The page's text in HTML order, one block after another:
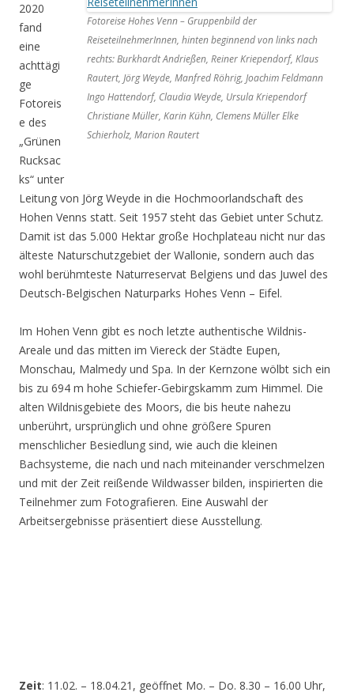
Fotoreise Hohes Venn – Gruppenbild der
ReiseteilnehmerInnen, hinten beginnend von links nach
rechts: Burkhardt Andrießen, Reiner Kriependorf, Klaus
Rautert, Jörg Weyde, Manfred Röhrig, Joachim Feldmann
Ingo Hattendorf, Claudia Weyde, Ursula Kriependorf
Christiane Müller, Karin Kühn, Clemens Müller Elke
Schierholz, Marion Rautert
2020
fand
eine
achttägi
ge
Fotoreis
e des
„Grünen
Rucksac
ks“ unter
Leitung von Jörg Weyde in die Hochmoorlandschaft des
Hohen Venns statt. Seit 1957 steht das Gebiet unter Schutz.
Damit ist das 5.000 Hektar große Hochplateau nicht nur das
älteste Naturschutzgebiet der Wallonie, sondern auch das
wohl berühmteste Naturreservat Belgiens und das Juwel des
Deutsch-Belgischen Naturparks Hohes Venn – Eifel.
Im Hohen Venn gibt es noch letzte authentische Wildnis-
Areale und das mitten im Viereck der Städte Eupen,
Monschau, Malmedy und Spa. In der Kernzone wölbt sich ein
bis zu 694 m hohe Schiefer-Gebirgskamm zum Himmel. Die
alten Wildnisgebiete des Moors, die bis heute nahezu
unberührt, ursprünglich und ohne größere Spuren
menschlicher Besiedlung sind, wie auch die kleinen
Bachsysteme, die nach und nach miteinander verschmelzen
und mit der Zeit reißende Wildwasser bilden, inspirierten die
Teilnehmer zum Fotografieren. Eine Auswahl der
Arbeitsergebnisse präsentiert diese Ausstellung.
Zeit: 11.02. – 18.04.21, geöffnet Mo. – Do. 8.30 – 16.00 Uhr,